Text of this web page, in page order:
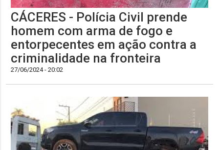
CÁCERES - Polícia Civil prende
homem com arma de fogo e
entorpecentes em ação contra a
criminalidade na fronteira
27/06/2024 - 20:02